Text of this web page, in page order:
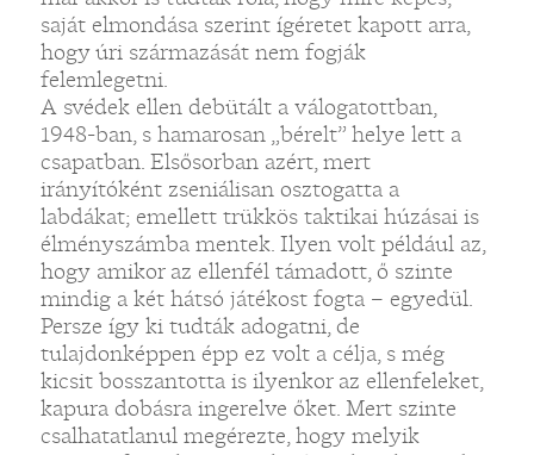
saját elmondása szerint ígéretet kapott arra,
hogy úri származását nem fogják
felemlegetni.
A svédek ellen debütált a válogatottban,
1948-ban, s hamarosan „bérelt” helye lett a
csapatban. Elsősorban azért, mert
irányítóként zseniálisan osztogatta a
labdákat; emellett trükkös taktikai húzásai is
élményszámba mentek. Ilyen volt például az,
hogy amikor az ellenfél támadott, ő szinte
mindig a két hátsó játékost fogta – egyedül.
Persze így ki tudták adogatni, de
tulajdonképpen épp ez volt a célja, s még
kicsit bosszantotta is ilyenkor az ellenfeleket,
kapura dobásra ingerelve őket. Mert szinte
csalhatatlanul megérezte, hogy melyik